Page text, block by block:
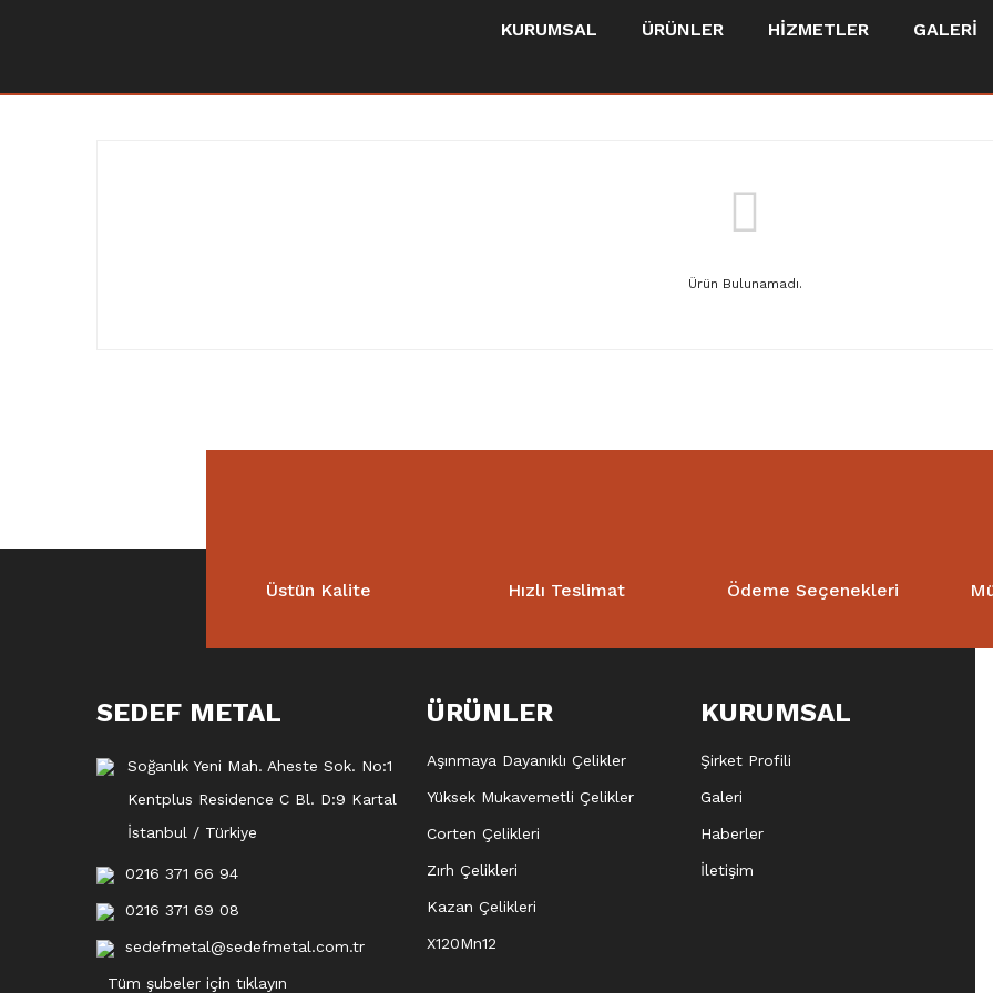
KURUMSAL ÜRÜNLER HİZMETLER GALERİ
Ürün Bulunamadı.
Üstün Kalite Hızlı Teslimat Ödeme Seçenekleri
SEDEF METAL
Soğanlık Yeni Mah. Aheste Sok. No:1
Kentplus Residence C Bl. D:9 Kartal
İstanbul / Türkiye
0216 371 66 94
0216 371 69 08
sedefmetal@sedefmetal.com.tr
Tüm şubeler için tıklayın
ÜRÜNLER
Aşınmaya Dayanıklı Çelikler
Yüksek Mukavemetli Çelikler
Corten Çelikleri
Zırh Çelikleri
Kazan Çelikleri
X120Mn12
KURUMSAL
Şirket Profili
Galeri
Haberler
İletişim